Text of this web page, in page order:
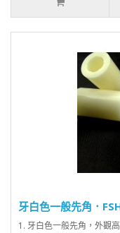
牙白色一般先角．
1. 牙白色一般先角，外觀